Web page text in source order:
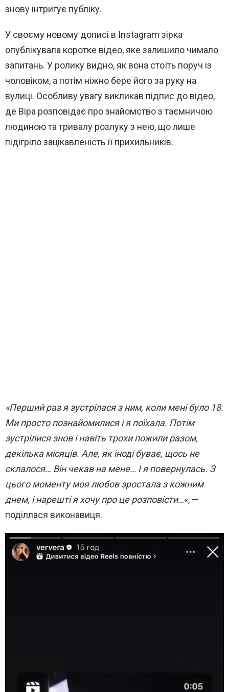
знову інтригує публіку.
У своєму новому дописі в Instagram зірка
опублікувала коротке відео, яке залишило чимало
запитань. У ролику видно, як вона стоїть поруч із
чоловіком, а потім ніжно бере його за руку на
вулиці. Особливу увагу викликав підпис до відео,
де Віра розповідає про знайомство з таємничою
людиною та тривалу розлуку з нею, що лише
підігріло зацікавленість її прихильників.
«Перший раз я зустрілася з ним, коли мені було 18.
Ми просто познайомилися і я поїхала. Потім
зустрілися знов і навіть трохи пожили разом,
декілька місяців. Але, як іноді буває, щось не
склалося… Він чекав на мене… І я повернулась. З
цього моменту моя любов зростала з кожним
днем, і нарешті я хочу про це розповісти…«, —
поділлася виконавиця.